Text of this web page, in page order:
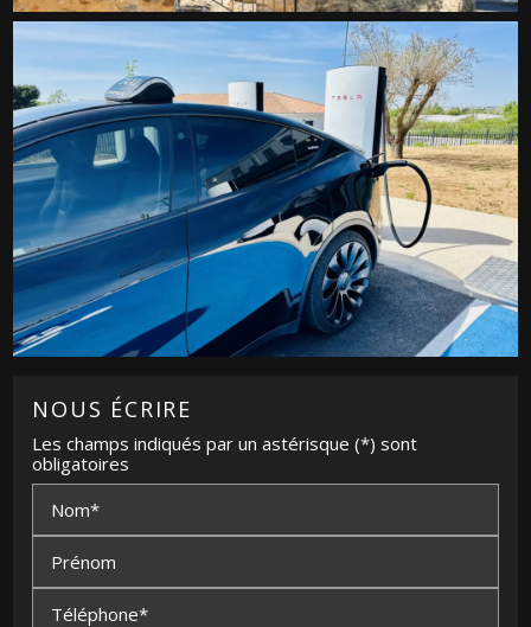
NOUS ÉCRIRE
Les champs indiqués par un astérisque (*) sont
obligatoires
Nom*
Prénom
Téléphone*